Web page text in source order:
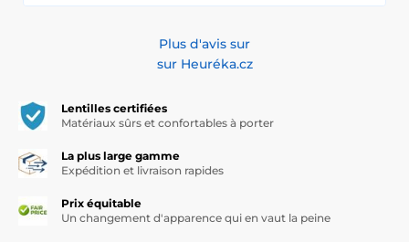
Plus d'avis sur
sur Heuréka.cz
Lentilles certifiées
Matériaux sûrs et confortables à porter
La plus large gamme
Expédition et livraison rapides
Prix équitable
Un changement d'apparence qui en vaut la peine